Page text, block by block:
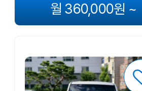
월 360,000원 ~